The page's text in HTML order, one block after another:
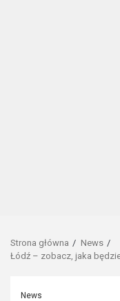
Strona główna
News
Łódź – zobacz, jaka
News